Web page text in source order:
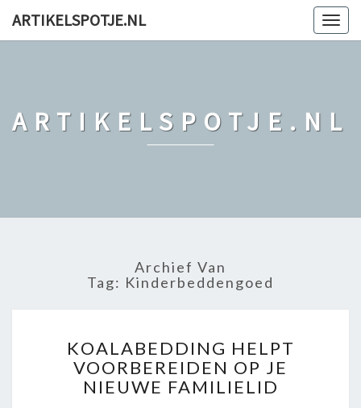
ARTIKELSPOTJE.NL
ARTIKELSPOTJE.NL
Archief Van
Tag: Kinderbeddengoed
O
A
L
KOALABEDDING HELPT
VOORBEREIDEN OP JE
NIEUWE FAMILIELID